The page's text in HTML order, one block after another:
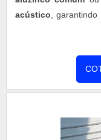
acústico, garantindo